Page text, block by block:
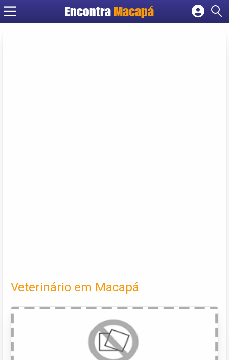
EncontraMacapá
Cadastrar empresa
Veterinário em Macapá